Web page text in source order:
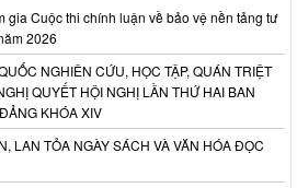
gia Cuộc thi chính luận về bảo vệ nền tảng tư
2026
NGHIÊN CỨU, HỌC TẬP, QUÁN TRIỆT
QUYẾT HỘI NGHỊ LẦN THỨ HAI BAN
KHÓA XIV
LAN TỎA NGÀY SÁCH VÀ VĂN HÓA ĐỌC